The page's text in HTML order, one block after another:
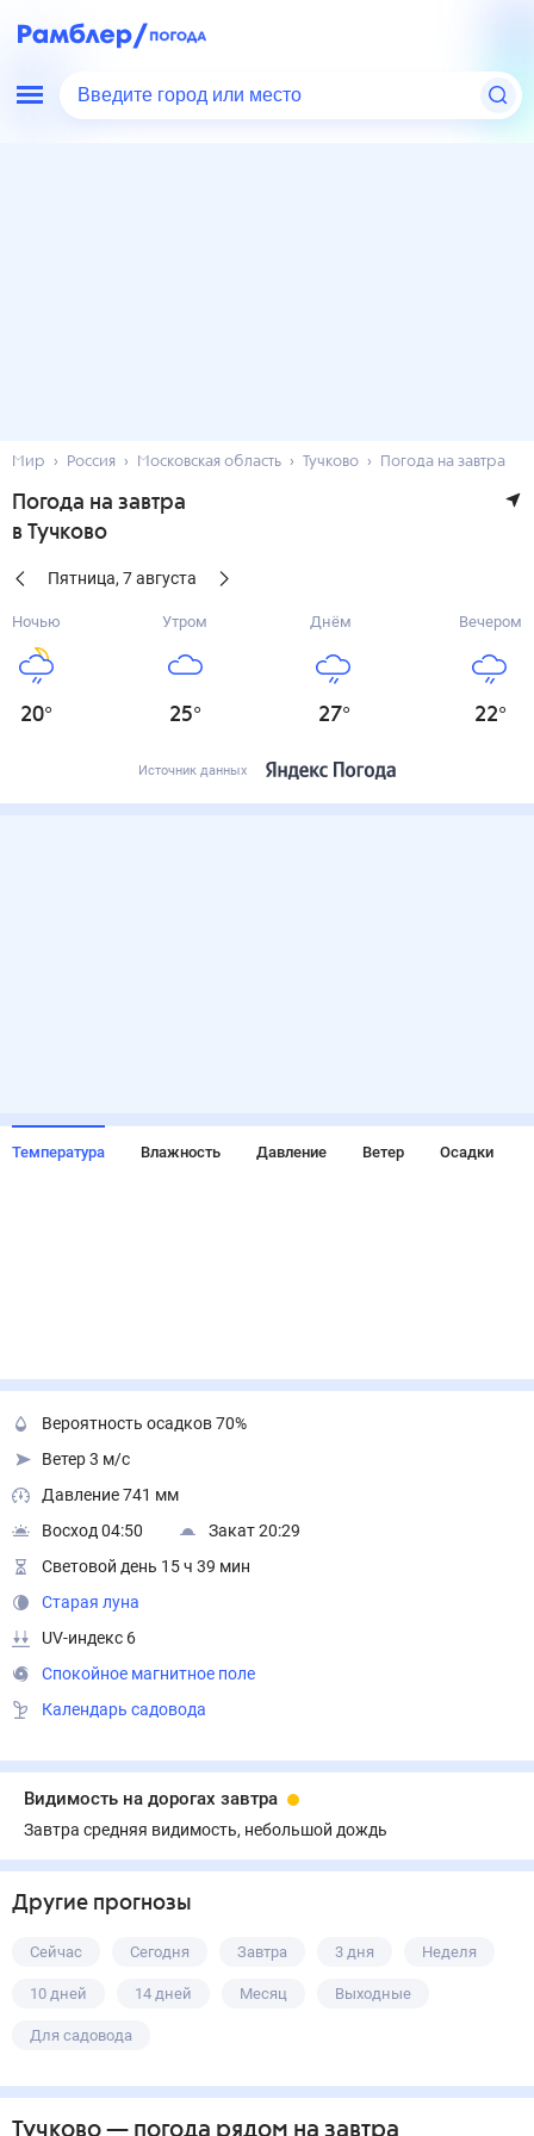
Введите город или место
Мир Россия Московская область Тучково Погода на завтра
Погода на завтра
в Тучково
Пятница, 7августа
Ночью
20°
Утром
25°
Днём
27°
Вечером
22°
Источник данных
Температура Влажность Давление Ветер Осадки
Вероятность осадков 70%
Ветер 3 м/с
Давление 741 мм
Восход 04:50
Закат 20:29
Световой день 15 ч 39 мин
Старая луна
UV-индекс 6
Спокойное магнитное поле
Календарь садовода
Видимость на дорогах завтра
Завтра средняя видимость, небольшой дождь
Другие прогнозы
Сейчас Сегодня Завтра 3 дня Неделя
10 дней 14 дней Месяц Выходные
Для садовода
Тучково— погода рядом на завтра